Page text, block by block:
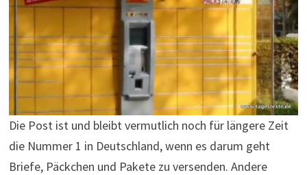
Die Post ist und bleibt vermutlich noch für längere Zeit
die Nummer 1 in Deutschland, wenn es darum geht
Briefe, Päckchen und Pakete zu versenden. Andere